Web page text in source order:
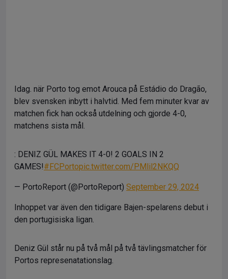
Idag. när Porto tog emot Arouca på Estádio do Dragão,
blev svensken inbytt i halvtid. Med fem minuter kvar av
matchen fick han också utdelning och gjorde 4-0,
matchens sista mål.
: DENIZ GÜL MAKES IT 4-0! 2 GOALS IN 2
GAMES!#FCPortopic.twitter.com/PMlil2NKQQ
— PortoReport (@PortoReport) September 29, 2024
Inhoppet var även den tidigare Bajen-spelarens debut i
den portugisiska ligan.
Deniz Gül står nu på två mål på två tävlingsmatcher för
Portos represenatationslag.